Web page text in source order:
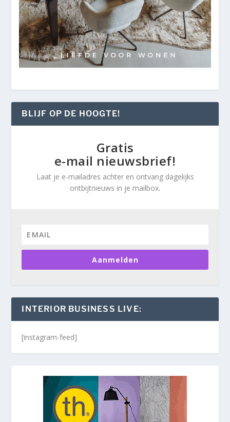
BLIJF OP DE HOOGTE!
Gratis
e-mail nieuwsbrief!
Laat je e-mailadres achter en ontvang dagelijks
ontbijtnieuws in je mailbox.
Aanmelden
INTERIOR BUSINESS LIVE:
[instagram-feed]